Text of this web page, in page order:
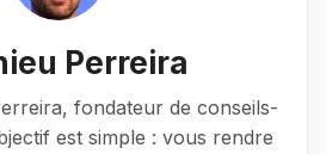
Perreira
fondateur de conseils-
est simple : vous rendre